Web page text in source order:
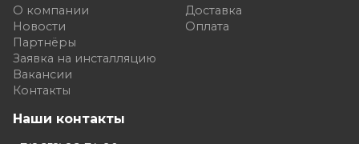
О компании
Новости
Партнёры
Заявка на инсталляцию
Вакансии
Контакты
Доставка
Оплата
Наши контакты